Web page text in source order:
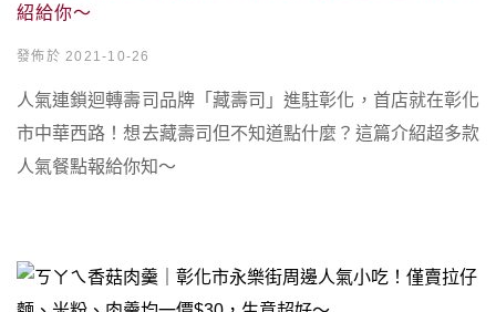
紹給你～
發佈於 2021-10-26
人氣連鎖迴轉壽司品牌「藏壽司」進駐彰化，首店就在彰化
市中華西路！想去藏壽司但不知道點什麼？這篇介紹超多款
人氣餐點報給你知～